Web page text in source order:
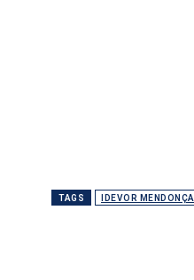
TAGS IDEVOR MENDONÇA